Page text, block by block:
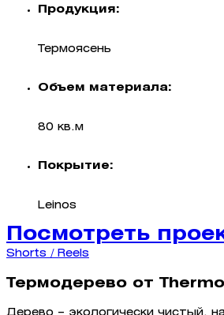
Продукция:
Термоясень
Объем материала:
80 кв.м
Покрытие:
Leinos
Посмотреть
Shorts / Reels
Термодерево от